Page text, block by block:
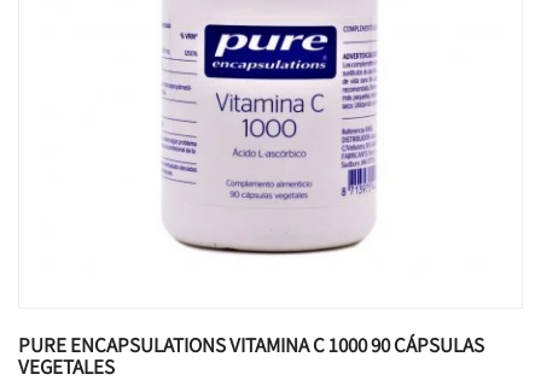
PURE ENCAPSULATIONS VITAMINA C 1000 90 CÁPSULAS
VEGETALES